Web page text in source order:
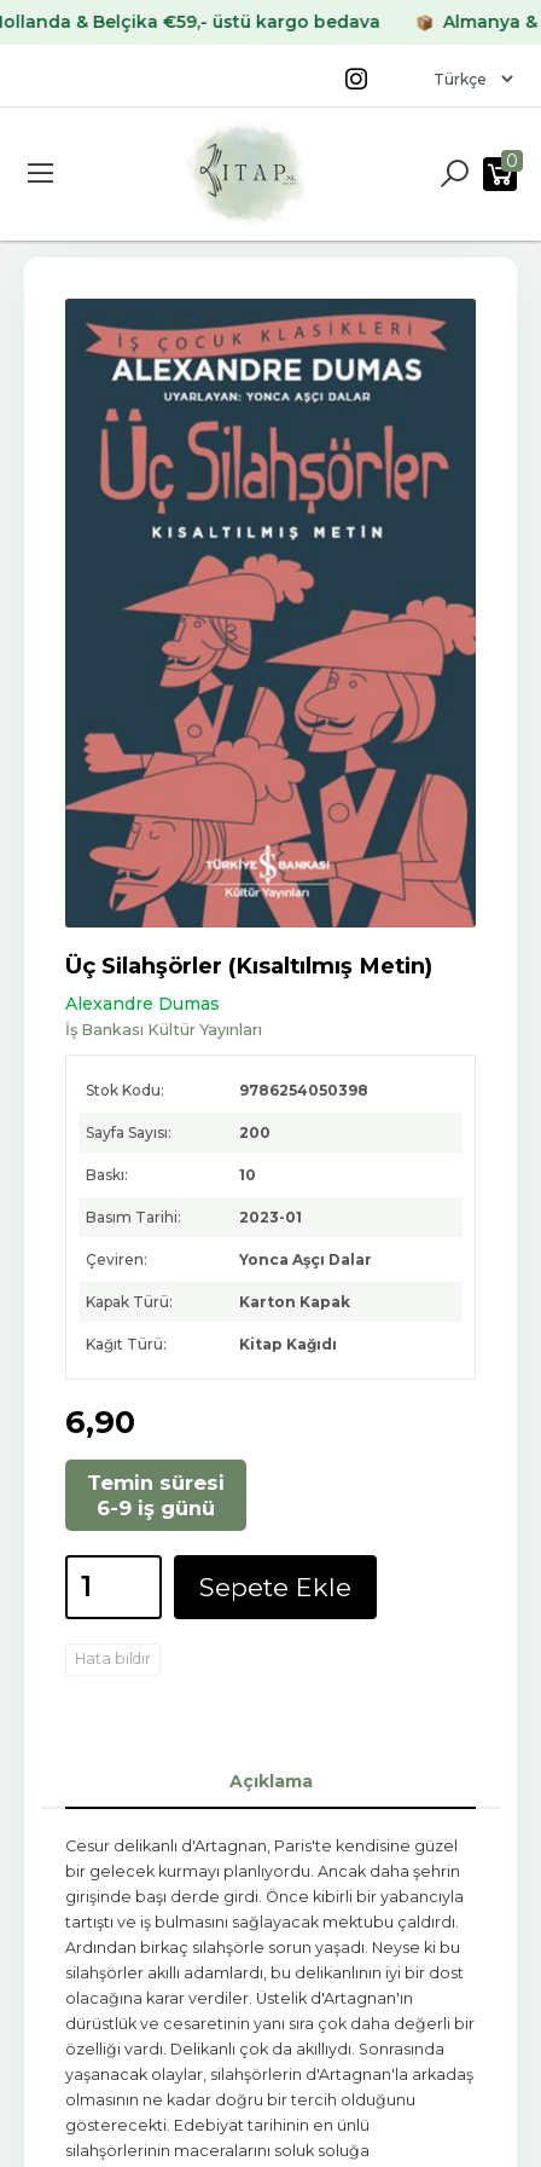
& Belçika €59,- üstü kargo bedava Almanya &
0
Üç Silahşörler (Kısaltılmış Metin)
Alexandre Dumas
İş Bankası Kültür Yayınları
Stok Kodu: 9786254050398
Sayfa Sayısı: 200
Baskı: 10
Basım Tarihi: 2023-01
Çeviren: Yonca Aşçı Dalar
Kapak Türü: Karton Kapak
Kağıt Türü: Kitap Kağıdı
6,90
Temin süresi
6-9 iş günü
Sepete Ekle
Hata bildir
Açıklama
Cesur delikanlı d'Artagnan, Paris'te kendisine güzel
bir gelecek kurmayı planlıyordu. Ancak daha şehrin
girişinde başı derde girdi. Önce kibirli bir yabancıyla
tartıştı ve iş bulmasını sağlayacak mektubu çaldırdı.
Ardından birkaç silahşörle sorun yaşadı. Neyse ki bu
silahşörler akıllı adamlardı, bu delikanlının iyi bir dost
olacağına karar verdiler. Üstelik d'Artagnan'ın
dürüstlük ve cesaretinin yanı sıra çok daha değerli bir
özelliği vardı. Delikanlı çok da akıllıydı. Sonrasında
yaşanacak olaylar, silahşörlerin d'Artagnan'la arkadaş
olmasının ne kadar doğru bir tercih olduğunu
gösterecekti. Edebiyat tarihinin en ünlü
silahşörlerinin maceralarını soluk soluğa